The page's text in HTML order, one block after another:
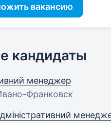
вакансию
кандидаты
менеджер
Франковск